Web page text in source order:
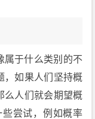
属于什么类别的不
，如果人们坚持概
么人们就会期望概
尝试，例如概率